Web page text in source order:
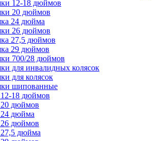
12-18 дюймов
20 дюймов
24 дюйма
26 дюймов
27,5 дюймов
29 дюймов
700/28 дюймов
для инвалидных колясок
для колясок
шипованные
18 дюймов
дюймов
дюйма
дюймов
дюйма